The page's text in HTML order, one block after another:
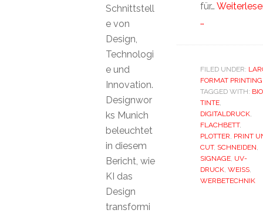
für…
…
FILED UNDER:
FORMAT PRINTING
TAGGED WITH:
TINTE,
DIGITALDRUCK,
FLACHBETT,
PLOTTER, PRINT
CUT, SCHNEIDEN,
SIGNAGE, UV-
DRUCK, WEISS,
WERBETECHNIK
Schnittstell
e von
Design,
Technologi
e und
Innovation.
Designwor
ks Munich
beleuchtet
in diesem
Bericht, wie
KI das
Design
transformi